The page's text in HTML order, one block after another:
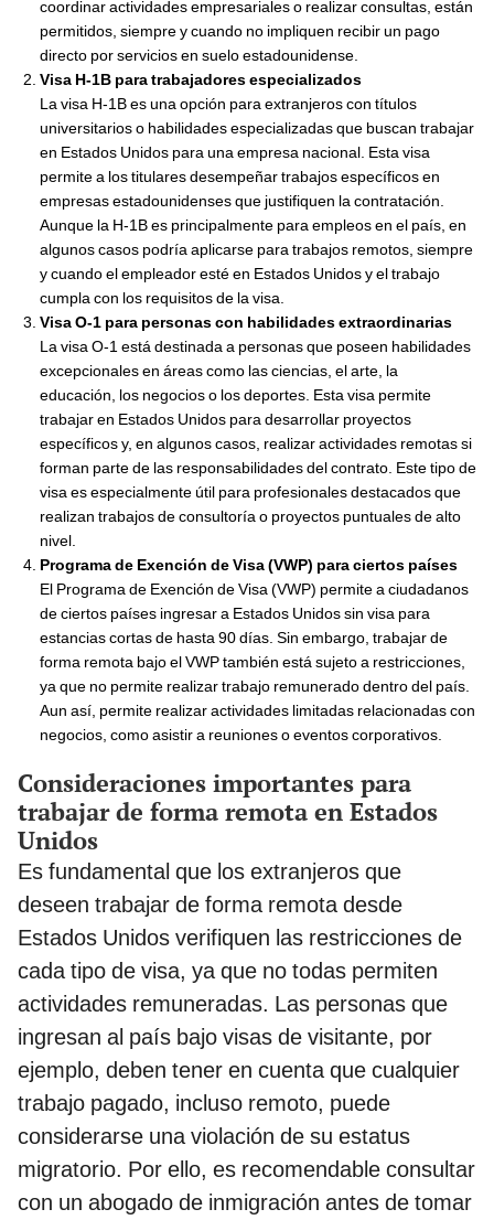
coordinar actividades empresariales o realizar consultas, están
permitidos, siempre y cuando no impliquen recibir un pago
directo por servicios en suelo estadounidense.
Visa H-1B para trabajadores especializados
La visa H-1B es una opción para extranjeros con títulos
universitarios o habilidades especializadas que buscan trabajar
en Estados Unidos para una empresa nacional. Esta visa
permite a los titulares desempeñar trabajos específicos en
empresas estadounidenses que justifiquen la contratación.
Aunque la H-1B es principalmente para empleos en el país, en
algunos casos podría aplicarse para trabajos remotos, siempre
y cuando el empleador esté en Estados Unidos y el trabajo
cumpla con los requisitos de la visa.
Visa O-1 para personas con habilidades extraordinarias
La visa O-1 está destinada a personas que poseen habilidades
excepcionales en áreas como las ciencias, el arte, la
educación, los negocios o los deportes. Esta visa permite
trabajar en Estados Unidos para desarrollar proyectos
específicos y, en algunos casos, realizar actividades remotas si
forman parte de las responsabilidades del contrato. Este tipo de
visa es especialmente útil para profesionales destacados que
realizan trabajos de consultoría o proyectos puntuales de alto
nivel.
Programa de Exención de Visa (VWP) para ciertos países
El Programa de Exención de Visa (VWP) permite a ciudadanos
de ciertos países ingresar a Estados Unidos sin visa para
estancias cortas de hasta 90 días. Sin embargo, trabajar de
forma remota bajo el VWP también está sujeto a restricciones,
ya que no permite realizar trabajo remunerado dentro del país.
Aun así, permite realizar actividades limitadas relacionadas con
negocios, como asistir a reuniones o eventos corporativos.
Consideraciones importantes para
trabajar de forma remota en Estados
Unidos
Es fundamental que los extranjeros que
deseen trabajar de forma remota desde
Estados Unidos verifiquen las restricciones de
cada tipo de visa, ya que no todas permiten
actividades remuneradas. Las personas que
ingresan al país bajo visas de visitante, por
ejemplo, deben tener en cuenta que cualquier
trabajo pagado, incluso remoto, puede
considerarse una violación de su estatus
migratorio. Por ello, es recomendable consultar
con un abogado de inmigración antes de tomar